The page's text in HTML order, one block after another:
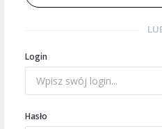
Login
Hasło